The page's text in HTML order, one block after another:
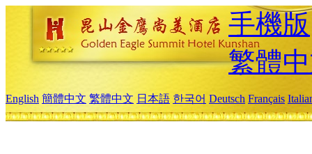
手機版
繁體
English 簡體中文 繁體中文 日本語 한국어 Deutsch Français